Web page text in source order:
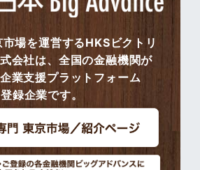
場を運営するHKSビクトリ
会社は、全国の金融機関が
業支援プラットフォーム
録企業です。